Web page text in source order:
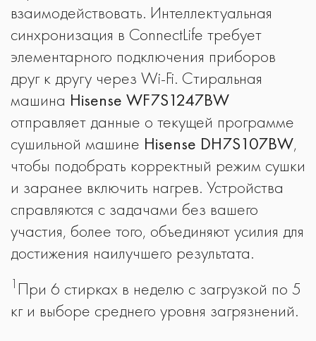
взаимодействовать. Интеллектуальная
синхронизация в ConnectLife требует
элементарного подключения приборов
друг к другу через Wi-Fi. Стиральная
машина Hisense WF7S1247BW
отправляет данные о текущей программе
сушильной машине Hisense DH7S107BW,
чтобы подобрать корректный режим сушки
и заранее включить нагрев. Устройства
справляются с задачами без вашего
участия, более того, объединяют усилия для
достижения наилучшего результата.
1 При 6 стирках в неделю с загрузкой по 5
кг и выборе среднего уровня загрязнений.